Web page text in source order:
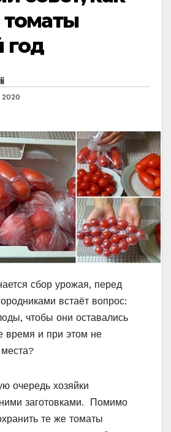
томаты
год
сбор урожая, перед
встаёт вопрос:
чтобы они оставались
время и при этом не
очередь хозяйки
заготовками. Помимо
те же томаты